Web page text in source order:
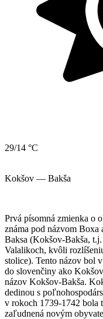
29/14 °C
Kokšov — Bakša
Prvá písomná zmienka o
známa pod názvom
Baksa (Kokšov-Bakša,
Valalikoch, kvôli
stolice). Tento názov bol
do slovenčiny ako
názov Kokšov-Bakša.
dedinou s
v rokoch 1739-1742 bola
zaľudnená novým